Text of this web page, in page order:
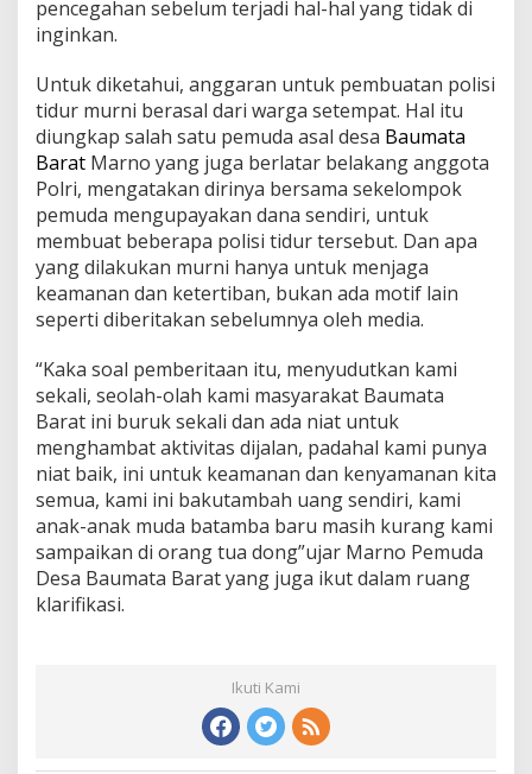
pencegahan sebelum terjadi hal-hal yang tidak di
inginkan.
Untuk diketahui, anggaran untuk pembuatan polisi
tidur murni berasal dari warga setempat. Hal itu
diungkap salah satu pemuda asal desa Baumata
Barat Marno yang juga berlatar belakang anggota
Polri, mengatakan dirinya bersama sekelompok
pemuda mengupayakan dana sendiri, untuk
membuat beberapa polisi tidur tersebut. Dan apa
yang dilakukan murni hanya untuk menjaga
keamanan dan ketertiban, bukan ada motif lain
seperti diberitakan sebelumnya oleh media.
“Kaka soal pemberitaan itu, menyudutkan kami
sekali, seolah-olah kami masyarakat Baumata
Barat ini buruk sekali dan ada niat untuk
menghambat aktivitas dijalan, padahal kami punya
niat baik, ini untuk keamanan dan kenyamanan kita
semua, kami ini bakutambah uang sendiri, kami
anak-anak muda batamba baru masih kurang kami
sampaikan di orang tua dong”ujar Marno Pemuda
Desa Baumata Barat yang juga ikut dalam ruang
klarifikasi.
Ikuti Kami